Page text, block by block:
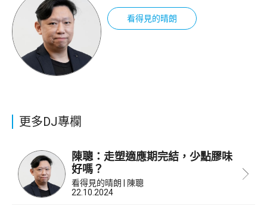
看得見的晴朗
更多DJ專欄
陳聰：走塑適應期完結，少點膠味
好嗎？
看得見的晴朗 | 陳聰
22.10.2024